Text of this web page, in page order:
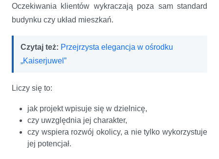
Oczekiwania klientów wykraczają poza sam standard
budynku czy układ mieszkań.
Czytaj też: Przejrzysta elegancja w ośrodku
„Kaiserjuwel”
Liczy się to:
jak projekt wpisuje się w dzielnicę,
czy uwzględnia jej charakter,
czy wspiera rozwój okolicy, a nie tylko wykorzystuje
jej potencjał.